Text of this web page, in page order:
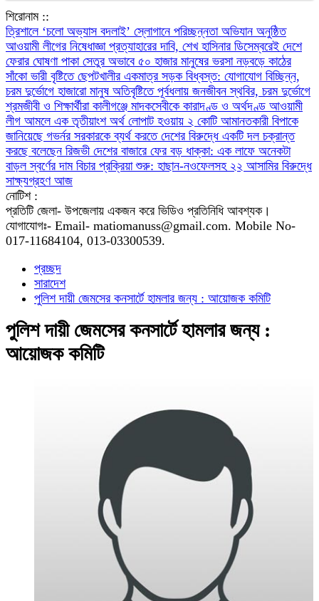
শিরোনাম ::
‎ত্রিশালে ‘চলো অভ্যাস বদলাই’ স্লোগানে পরিচ্ছন্নতা অভিযান অনুষ্ঠিত
আওয়ামী লীগের নিষেধাজ্ঞা প্রত্যাহারের দাবি, শেখ হাসিনার ডিসেম্বরেই দেশে
ফেরার ঘোষণা পাকা সেতুর অভাবে ৫০ হাজার মানুষের ভরসা নড়বড়ে কাঠের
সাঁকো ভারী বৃষ্টিতে ছেপটখালীর একমাত্র সড়ক বিধ্বস্ত: যোগাযোগ বিচ্ছিন্ন,
চরম দুর্ভোগে হাজারো মানুষ অতিবৃষ্টিতে পূর্বধলায় জনজীবন স্থবির, চরম দুর্ভোগে
শ্রমজীবী ও শিক্ষার্থীরা কালীগঞ্জে মাদকসেবীকে কারাদণ্ড ও অর্থদণ্ড আওয়ামী
লীগ আমলে এক তৃতীয়াংশ অর্থ লোপাট হওয়ায় ২ কোটি আমানতকারী বিপাকে
জানিয়েছে গভর্নর সরকারকে ব্যর্থ করতে দেশের বিরুদ্ধে একটি দল চক্রান্ত
করছে বলেছেন রিজভী দেশের বাজারে ফের বড় ধাক্কা: এক লাফে অনেকটা
বাড়ল স্বর্ণের দাম বিচার প্রক্রিয়া শুরু: হাছান-নওফেলসহ ২২ আসামির বিরুদ্ধে
সাক্ষ্যগ্রহণ আজ
নোটিশ :
প্রতিটি জেলা- উপজেলায় একজন করে ভিডিও প্রতিনিধি আবশ্যক।
যোগাযোগঃ- Email- matiomanuss@gmail.com. Mobile No-
017-11684104, 013-03300539.
প্রচ্ছদ
সারাদেশ
পুলিশ দায়ী জেমসের কনসার্টে হামলার জন্য : আয়োজক কমিটি
পুলিশ দায়ী জেমসের কনসার্টে হামলার জন্য :
আয়োজক কমিটি